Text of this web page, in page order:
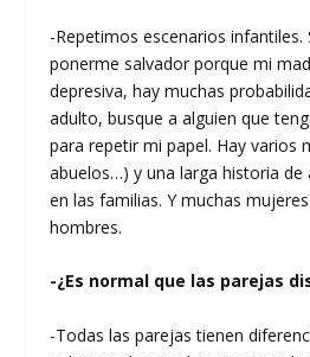
-Repetimos escenarios infantiles.
ponerme salvador porque mi
depresiva, hay muchas
adulto, busque a alguien que
para repetir mi papel. Hay varios
abuelos…) y una larga historia de
en las familias. Y muchas
hombres.
-¿Es normal que las parejas
-Todas las parejas tienen